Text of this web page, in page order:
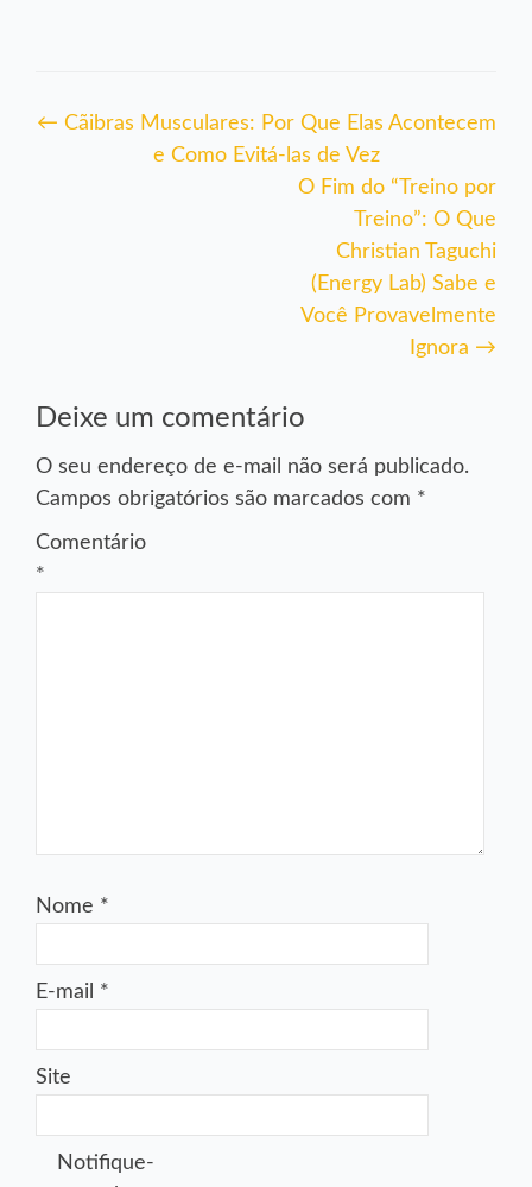
Navegação
← Cãibras Musculares: Por Que Elas Acontecem
e Como Evitá-las de Vez
O Fim do “Treino por
Treino”: O Que
Christian Taguchi
(Energy Lab) Sabe e
Você Provavelmente
Ignora →
Deixe um comentário
O seu endereço de e-mail não será publicado.
Campos obrigatórios são marcados com *
Comentário
*
Nome *
E-mail *
Site
Notifique-